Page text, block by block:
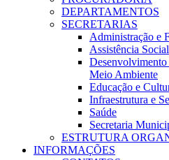
DEPARTAMENTOS
SECRETARIAS
Administração e
Assistência Social
Meio Ambiente
Educação e
Infraestrutura e
Saúde
Secretaria
ESTRUTURA
INFORMAÇÕES